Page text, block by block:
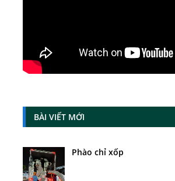
BÀI VIẾT MỚI
Phào chỉ xốp